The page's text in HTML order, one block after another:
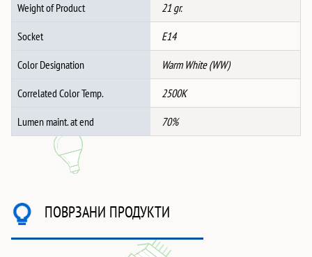
Weight of Product 21 gr.
Socket E14
Color Designation Warm White (WW)
Correlated Color Temp. 2500K
Lumen maint. at end 70%
ПОВРЗАНИ ПРОДУКТИ